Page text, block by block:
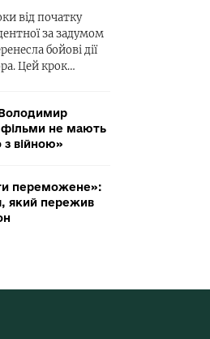
від початку
за задумом
бойові дії
Цей крок…
не мають
з війною»
переможене»:
який пережив